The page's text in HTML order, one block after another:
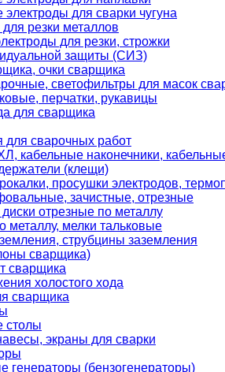
для сварки чугуна
резки металлов
для резки, строжки
защиты (СИЗ)
очки сварщика
светофильтры для масок
перчатки, рукавицы
для сварщика
для сварочных работ
кабельные наконечники,
(клещи)
просушки электродов,
зачистные, отрезные
диски отрезные по металлу
металлу, мелки тальковые
струбцины заземления
сварщика)
сварщика
холостого хода
сварщика
столы
экраны для сварки
генераторы (бензогенераторы)